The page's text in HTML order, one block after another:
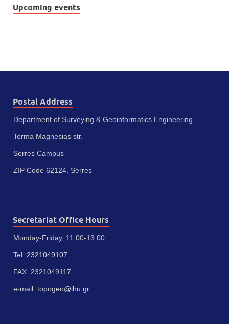
Upcoming events
Postal Address
Department of Surveying & Geoinformatics Engineering
Terma Magnesias str.
Serres Campus
ZIP Code 62124, Serres
Secretariat Office Hours
Monday-Friday, 11.00-13.00
Tel: 2321049107
FAX: 2321049117
e-mail: topogeo@ihu.gr